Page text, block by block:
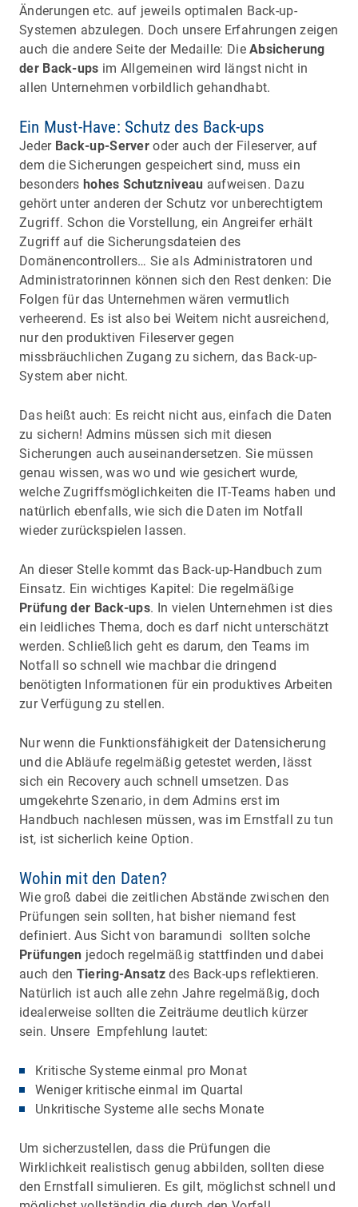
Änderungen etc. auf jeweils optimalen Back-up-
Systemen abzulegen. Doch unsere Erfahrungen zeigen
auch die andere Seite der Medaille: DieAbsicherung
der Back-ups im Allgemeinen wird längst nicht in
allen Unternehmen vorbildlich gehandhabt.
Ein Must-Have: Schutz des Back-ups
Jeder Back-up-Server oder auch der Fileserver, auf
dem die Sicherungen gespeichert sind, muss ein
besondershohes Schutzniveau aufweisen. Dazu
gehört unter anderen der Schutz vor unberechtigtem
Zugriff. Schon die Vorstellung, ein Angreifer erhält
Zugriff auf die Sicherungsdateien des
Domänencontrollers… Sie als Administratoren und
Administratorinnen können sich den Rest denken: Die
Folgen für das Unternehmen wären vermutlich
verheerend. Es ist also bei Weitem nicht ausreichend,
nur den produktiven Fileserver gegen
missbräuchlichen Zugang zu sichern, das Back-up-
System aber nicht.
Das heißt auch: Es reicht nicht aus, einfach die Daten
zu sichern! Admins müssen sich mit diesen
Sicherungen auch auseinandersetzen. Sie müssen
genau wissen, was wo und wie gesichert wurde,
welche Zugriffsmöglichkeiten die IT-Teams haben und
natürlich ebenfalls, wie sich die Daten im Notfall
wieder zurückspielen lassen.
An dieser Stelle kommt das Back-up-Handbuch zum
Einsatz. Ein wichtiges Kapitel: Die regelmäßige
Prüfung der Back-ups. In vielen Unternehmen ist dies
ein leidliches Thema, doch es darf nicht unterschätzt
werden. Schließlich geht es darum, den Teams im
Notfall so schnell wie machbar die dringend
benötigten Informationen für ein produktives Arbeiten
zur Verfügung zu stellen.
Nur wenn die Funktionsfähigkeit der Datensicherung
und die Abläufe regelmäßig getestet werden, lässt
sich ein Recovery auch schnell umsetzen. Das
umgekehrte Szenario, in dem Admins erst im
Handbuch nachlesen müssen, was im Ernstfall zu tun
ist, ist sicherlich keine Option.
Wohin mit den Daten?
Wie groß dabei die zeitlichen Abstände zwischen den
Prüfungen sein sollten, hat bisher niemand fest
definiert. Aus Sicht von baramundi sollten solche
Prüfungen jedoch regelmäßig stattfinden und dabei
auch den Tiering-Ansatz des Back-ups reflektieren.
Natürlich ist auch alle zehn Jahre regelmäßig, doch
idealerweise sollten die Zeiträume deutlich kürzer
sein. Unsere Empfehlung lautet:
Kritische Systeme einmal pro Monat
Weniger kritische einmal im Quartal
Unkritische Systeme alle sechs Monate
Um sicherzustellen, dass die Prüfungen die
Wirklichkeit realistisch genug abbilden, sollten diese
den Ernstfall simulieren. Es gilt, möglichst schnell und